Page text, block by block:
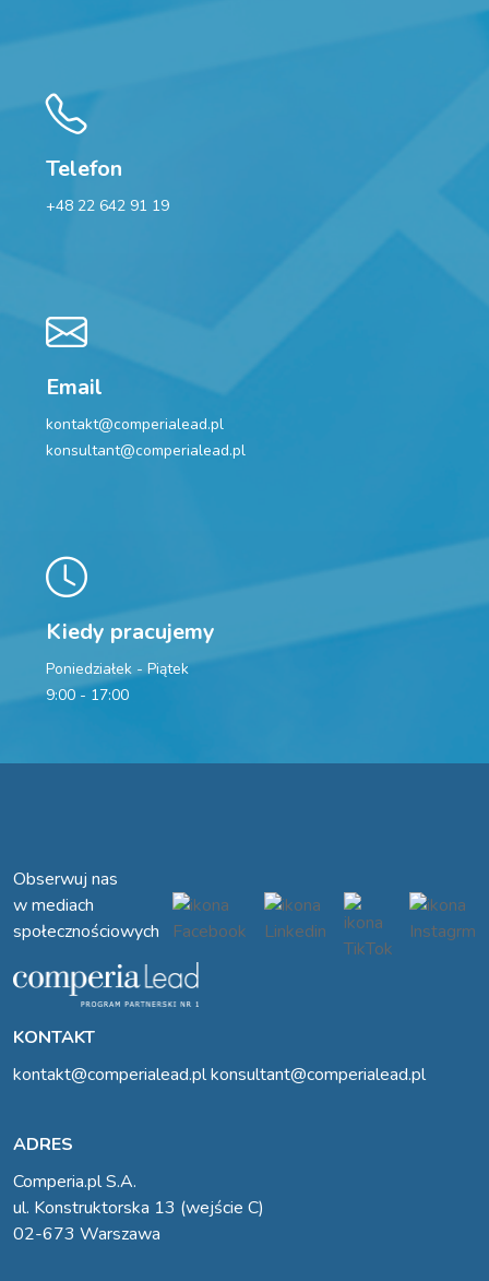
Telefon
+48 22 642 91 19
Email
kontakt@comperialead.pl
konsultant@comperialead.pl
Kiedy pracujemy
Poniedziałek - Piątek
9:00 - 17:00
Obserwuj nas
w mediach
społecznościowych
ADRES
Comperia.pl S.A.
ul. Konstruktorska 13 (wejście C)
02-673 Warszawa
KONTAKT
kontakt@comperialead.plkonsultant@comperialead.pl